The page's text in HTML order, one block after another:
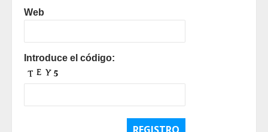
Web
Introduce el código: